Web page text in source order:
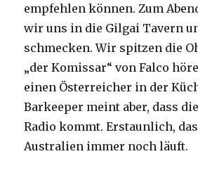
empfehlen können. Zum
wir uns in die Gilgai Tavern
schmecken. Wir spitzen die
„der Komissar“ von Falco
einen Österreicher in der
Barkeeper meint aber, dass
Radio kommt. Erstaunlich,
Australien immer noch läuft.